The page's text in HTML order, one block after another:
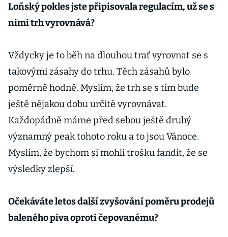
Loňský pokles jste připisovala regulacím, už se s
nimi trh vyrovnává?
Vždycky je to běh na dlouhou trať vyrovnat se s
takovými zásahy do trhu. Těch zásahů bylo
poměrně hodně. Myslím, že trh se s tím bude
ještě nějakou dobu určitě vyrovnávat.
Každopádně máme před sebou ještě druhý
významný peak tohoto roku a to jsou Vánoce.
Myslím, že bychom si mohli trošku fandit, že se
výsledky zlepší.
Očekáváte letos další zvyšování poměru prodejů
baleného piva oproti čepovanému?